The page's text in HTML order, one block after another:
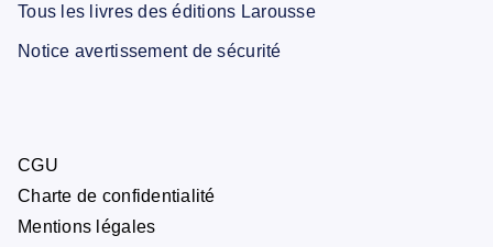
Tous les livres des éditions Larousse
Notice avertissement de sécurité
CGU
Charte de confidentialité
Mentions légales